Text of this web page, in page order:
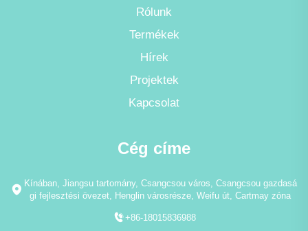
Rólunk
Termékek
Hírek
Projektek
Kapcsolat
Cég címe
Kínában, Jiangsu tartomány, Csangcsou város, Csangcsou gazdasá
gi fejlesztési övezet, Henglin városrésze, Weifu út, Cartmay zóna
+86-18015836988